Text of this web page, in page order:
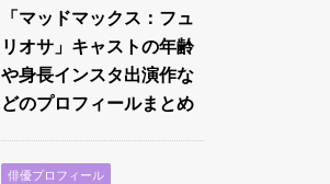
「マッドマックス：フュ
リオサ」キャストの年齢
や身長インスタ出演作な
どのプロフィールまとめ
俳優プロフィール